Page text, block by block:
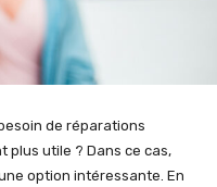
de réparations
plus utile ? Dans ce cas,
option intéressante. En